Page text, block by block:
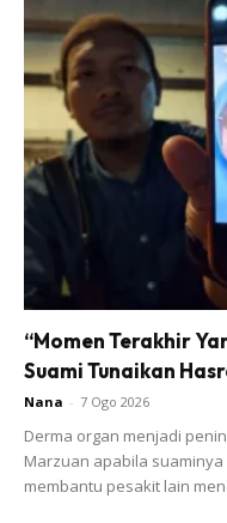
Cara membuatnya:
Gaul sebati semua
2. Gelek nipis lepas tu
Guna senduk simbah-
“Momen Terakhir
Suami Tunaikan
Nana - 7 Ogo 2026
Derma organ menjadi
Marzuan apabila
membantu pesakit lain